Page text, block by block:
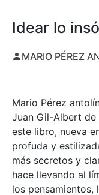
Idear lo
MARIO PÉREZ
Mario Pérez
Juan Gil-Albert
este libro, nueva
profuda y
más secretos y
hace llevando al
los